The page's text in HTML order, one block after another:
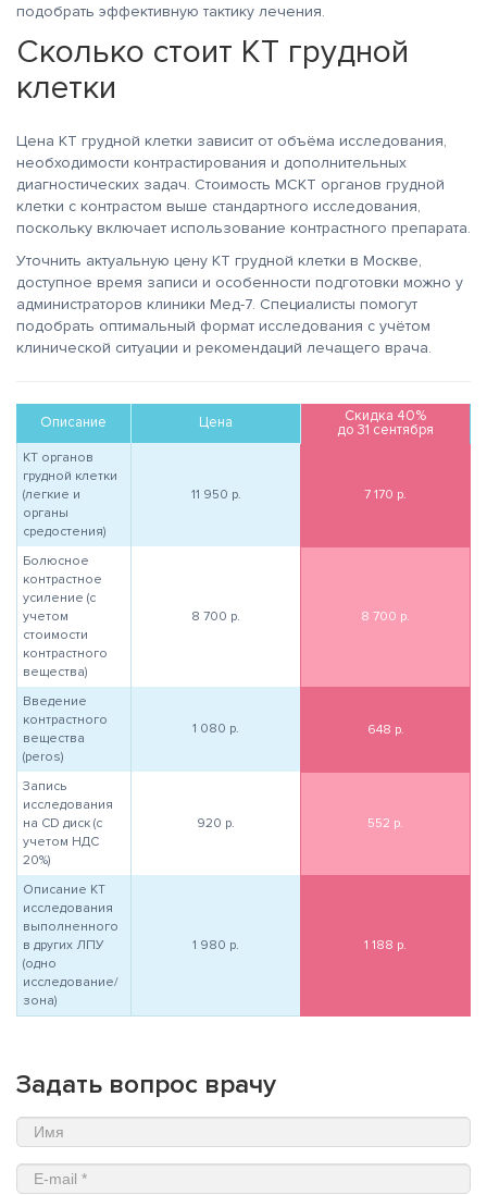
подобрать эффективную тактику лечения.
Сколько стоит КТ грудной
клетки
Цена КТ грудной клетки зависит от объёма исследования,
необходимости контрастирования и дополнительных
диагностических задач. Стоимость МСКТ органов грудной
клетки с контрастом выше стандартного исследования,
поскольку включает использование контрастного препарата.
Уточнить актуальную цену КТ грудной клетки в Москве,
доступное время записи и особенности подготовки можно у
администраторов клиники Мед-7. Специалисты помогут
подобрать оптимальный формат исследования с учётом
клинической ситуации и рекомендаций лечащего врача.
Описание Цена
Скидка 40%
до 31 сентября
КТ органов
грудной клетки
(легкие и
органы
средостения)
11 950 р. 7 170 р.
Болюсное
контрастное
усиление (с
учетом
стоимости
контрастного
вещества)
8 700 р. 8 700 р.
Введение
контрастного
вещества
(peros)
1 080 р. 648 р.
Запись
исследования
на CD диск (с
учетом НДС
20%)
920 р. 552 р.
Описание КТ
исследования
выполненного
в других ЛПУ
(одно
исследование/
зона)
1 980 р. 1 188 р.
Задать вопрос врачу